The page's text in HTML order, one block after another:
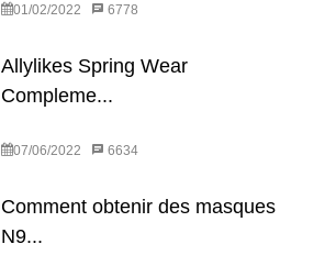
01/02/2022 6778
Allylikes Spring Wear
Compleme...
07/06/2022 6634
Comment obtenir des masques
N9...